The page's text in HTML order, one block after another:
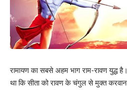
रामायण का सबसे अहम भाग राम-रावण युद्ध
था कि सीता को रावण के चंगुल से मुक्त